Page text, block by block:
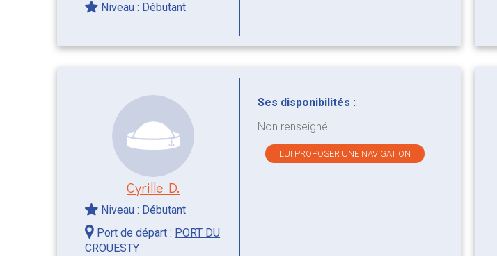
Niveau : Débutant
Cyrille D.
Niveau : Débutant
Port de départ : PORT DU
CROUESTY
Ses disponibilités :
Non renseigné
LUI PROPOSER UNE NAVIGATION